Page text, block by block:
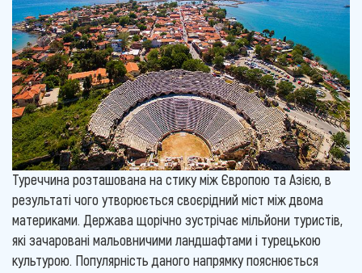
Туреччина розташована на стику між Європою та Азією, в
результаті чого утворюється своєрідний міст між двома
материками. Держава щорічно зустрічає мільйони туристів,
які зачаровані мальовничими ландшафтами і турецькою
культурою. Популярність даного напрямку пояснюється